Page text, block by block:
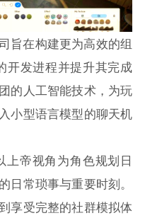
旨在构建更为高效的组
开发进程并提升其完成
的人工智能技术，为玩
小型语言模型的聊天机
上帝视角为角色规划日
日常琐事与重要时刻。
享受完整的社群模拟体